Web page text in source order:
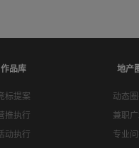
作品库
标提案
推执行
动执行
地产
动态
兼职
专业